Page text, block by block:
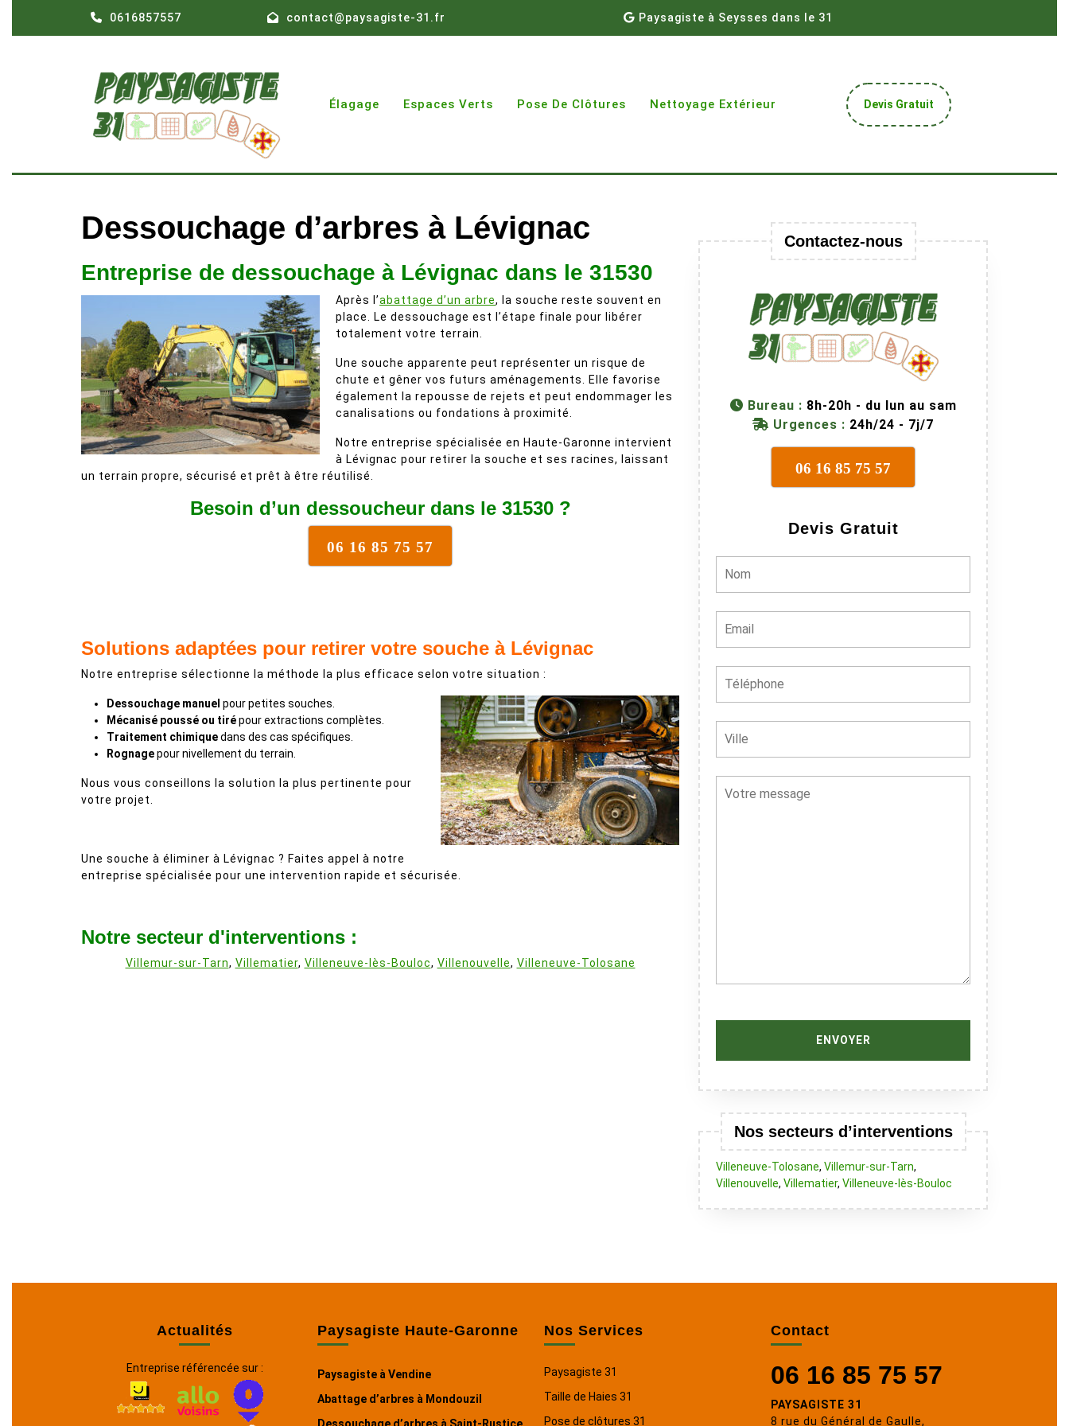
0616857557 contact@paysagiste-31.fr Paysagiste à Seysses dans le 31
Élagage Espaces Verts Pose De Clôtures Nettoyage Extérieur Devis Gratuit Get
A
Dessouchage d’arbres à Lévignac
Entreprise de dessouchage à Lévignac dans le 31530
Après l’abattage d’un arbre, la souche reste souvent en
place. Le dessouchage est l’étape finale pour libérer
totalement votre terrain.
Une souche apparente peut représenter un risque de
chute et gêner vos futurs aménagements. Elle favorise
également la repousse de rejets et peut endommager les
canalisations ou fondations à proximité.
Notre entreprise spécialisée en Haute-Garonne intervient
à Lévignac pour retirer la souche et ses racines, laissant
un terrain propre, sécurisé et prêt à être réutilisé.
Besoin d’un dessoucheur dans le 31530 ?
06 16 85 75 57
Solutions adaptées pour retirer votre souche à Lévignac
Notre entreprise sélectionne la méthode la plus efficace selon votre situation :
Dessouchage manuel pour petites souches.
Mécanisé poussé ou tirépour extractions complètes.
Traitement chimiquedans des cas spécifiques.
Rognagepour nivellement du terrain.
Nous vous conseillons la solution la plus pertinente pour
votre projet.
Une souche à éliminer à Lévignac ? Faites appel à notre
entreprise spécialisée pour une intervention rapide et sécurisée.
Notre secteur d'interventions :
Villemur-sur-Tarn, Villematier, Villeneuve-lès-Bouloc, Villenouvelle, Villeneuve-Tolosane
Contactez-nous
Bureau : 8h-20h - du lun au sam
Urgences : 24h/24 - 7j/7
06 16 85 75 57
Devis Gratuit
Nos secteurs d’interventions
Villeneuve-Tolosane, Villemur-sur-Tarn,
Villenouvelle, Villematier, Villeneuve-lès-Bouloc
Actualités
Entreprise référencée sur :
Paysagiste Haute-Garonne
Paysagiste à Vendine
Abattage d’arbres à Mondouzil
Nos Services
Paysagiste 31
Taille de Haies 31
Pose de clôtures 31
Contact
06 16 85 75 57
PAYSAGISTE 31
8 rue du Général de Gaulle,